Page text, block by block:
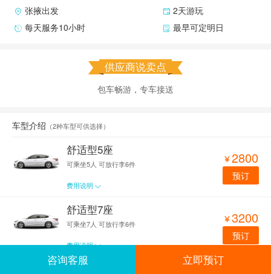
张掖出发
2天游玩
每天服务10小时
最早可定明日
供应商说卖点
包车畅游，专车接送
车型介绍 （2种车型可供选择）
舒适型5座
可乘坐5人 可放行李6件
费用说明 
 2800
预订
舒适型7座
可乘坐7人 可放行李6件
费用说明
 3200
预订
咨询客服 立即预订